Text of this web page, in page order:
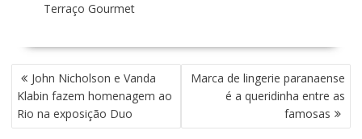
Terraço Gourmet
N
A
V
E
John Nicholson e Vanda
Klabin fazem homenagem ao
Rio na exposição Duo
Marca de lingerie paranaense
é a queridinha entre as
famosas